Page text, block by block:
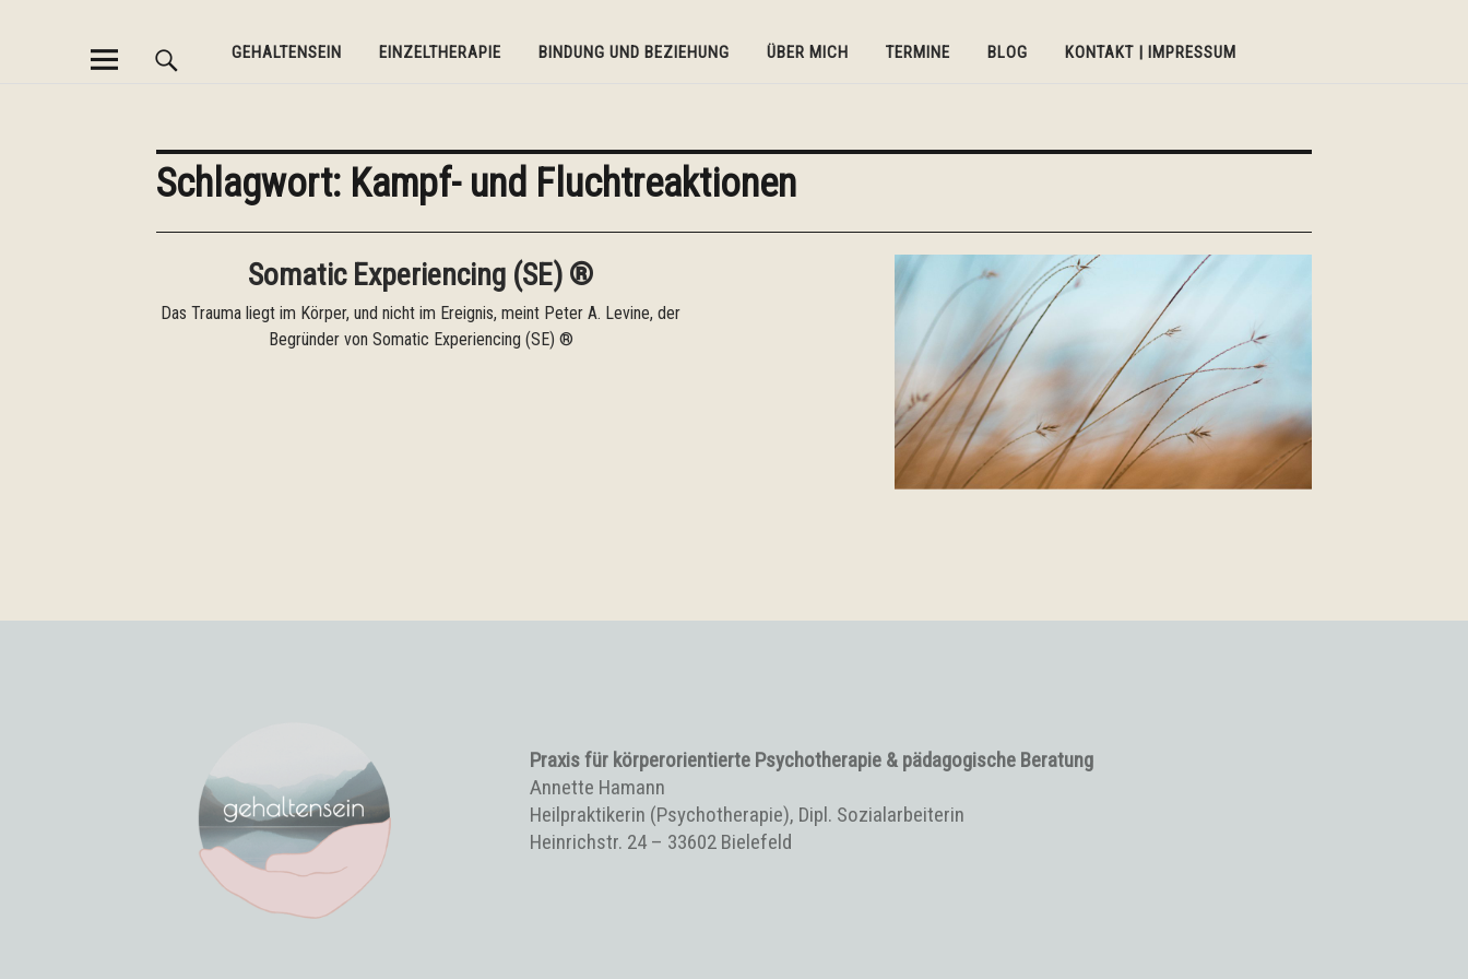
Gehaltensein
GEHALTENSEIN EINZELTHERAPIE BINDUNG UND BEZIEHUNG ÜBER MICH TERMINE BLOG KONTAKT | IMPRESSUM
Schlagwort: Kampf- und Fluchtreaktionen
Somatic Experiencing (SE) ®
Das Trauma liegt im Körper, und nicht im Ereignis, meint Peter A. Levine, der
Begründer von Somatic Experiencing (SE) ®
Praxis für körperorientierte Psychotherapie & pädagogische Beratung
Annette Hamann
Heilpraktikerin (Psychotherapie), Dipl. Sozialarbeiterin
Heinrichstr. 24 – 33602 Bielefeld